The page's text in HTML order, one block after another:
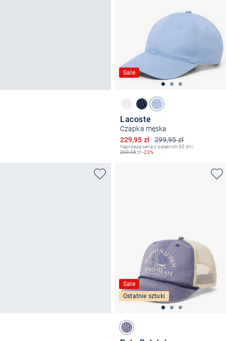
Sale
Lacoste
Czapka męska
299,95 zł
Obniżona cena
229,95 zł
Najniższa cena z ostatnich 30 dni:
299,95zł-23%
Sale
Ostatnie sztuki